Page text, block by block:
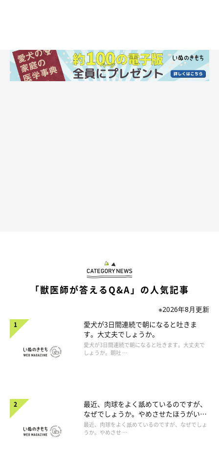
「獣医師が答えるQ&A」の人気記事
※2026年8月更新
愛犬が3日間連続で朝になると吐きま
す。大丈夫でしょうか。
愛犬が3日間連続で朝になると吐きます。大丈夫で
しょうか。朝吐 …
最近、肉球をよく舐めているのですが、
なぜでしょうか。やめさせたほうがいい
のでしょうか。
最近、肉球をよく舐めているのですが、なぜでしょ
うか。やめさせ …